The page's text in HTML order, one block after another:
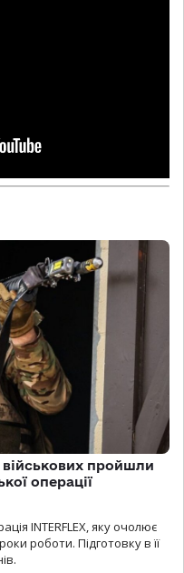
військових пройшли
операції
INTERFLEX, яку очолює
роботи. Підготовку в її